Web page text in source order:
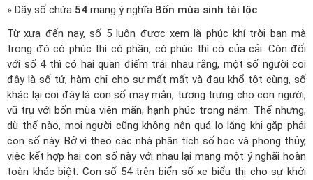
» Dãy số chứa 54 mang ý nghĩa Bốn mùa sinh tài lộc
Từ xưa đến nay, số 5 luôn được xem là phúc khí trời ban mà
trong đó có phúc thì có phần, có phúc thì có của cải. Còn đối
với số 4 thì có hai quan điểm trái nhau rằng, một số người coi
đây là số tử, hàm chỉ cho sự mất mất và đau khổ tột cùng, số
khác lại coi đây là con số may mắn, tương trưng cho con người,
vũ trụ với bốn mùa viên mãn, hạnh phúc trong năm. Thế nhưng,
dù thế nào, mọi người cũng không nên quá lo lắng khi gặp phải
con số này. Bở vì theo các nhà phân tích số học và phong thủy,
việc kết hợp hai con số này với nhau lại mang một ý nghãi hoàn
toàn khác biệt. Con số 54 trên biển số xe biểu thị cho sự khởi